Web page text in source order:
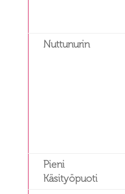
Nuttunurin
Pieni
Käsityöpuoti